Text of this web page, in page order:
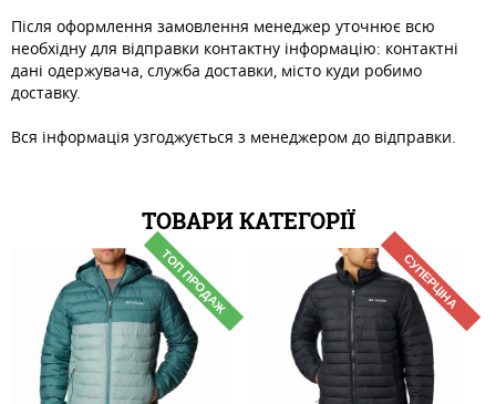
Після оформлення замовлення менеджер уточнює всю
необхідну для відправки контактну інформацію: контактні
дані одержувача, служба доставки, місто куди робимо
доставку.
Вся інформація узгоджується з менеджером до відправки.
ТОВАРИ КАТЕГОРІЇ
ТОП ПРОДАЖ СУПЕРЦІНА